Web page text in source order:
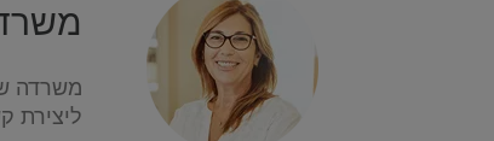
משרד
משרדה
ליצירת